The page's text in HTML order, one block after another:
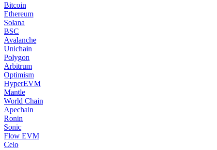
Bitcoin
Ethereum
Solana
BSC
Avalanche
Unichain
Polygon
Arbitrum
Optimism
HyperEVM
Mantle
World Chain
Apechain
Ronin
Sonic
Flow EVM
Celo